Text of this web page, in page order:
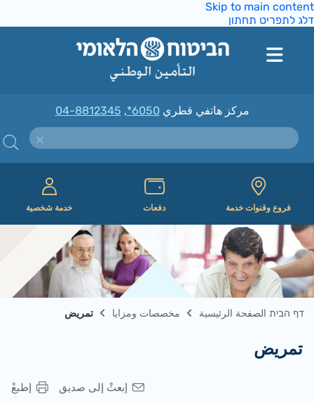
Skip to main
לתפריט תחתון
مركز هاتفي قطري*6050
,
04-8812345
فروع وقنوات خدمة دفعات خدمة شخصية
דף הבית الصفحة الرئيسية مخصصات ومزايا تمريض
تمريض
إطبعْ إبعثْ إلى صديق